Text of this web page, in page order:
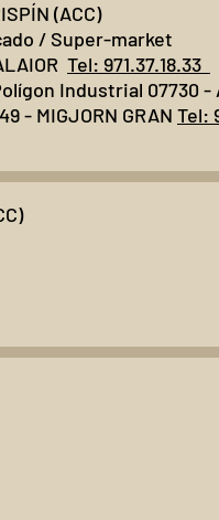
(ACC)
/ Super-market
Tel: 971.37.18.33
Industrial 07730 -
- MIGJORN GRAN Tel: